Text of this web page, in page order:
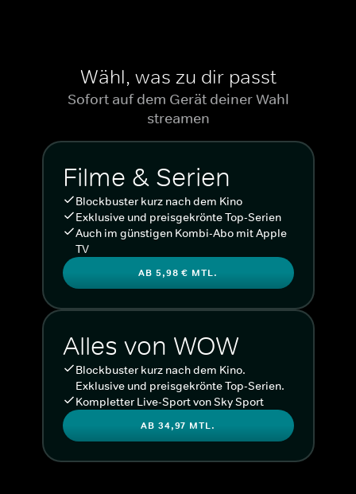
Wähl, was zu dir passt
Sofort auf dem Gerät deiner Wahl
streamen
Filme & Serien
Blockbuster kurz nach dem Kino
Exklusive und preisgekrönte Top-Serien
Auch im günstigen Kombi-Abo mit Apple
TV
AB 5,98 € MTL.
Alles von WOW
Blockbuster kurz nach dem Kino.
Exklusive und preisgekrönte Top-Serien.
Kompletter Live-Sport von Sky Sport
AB 34,97 MTL.